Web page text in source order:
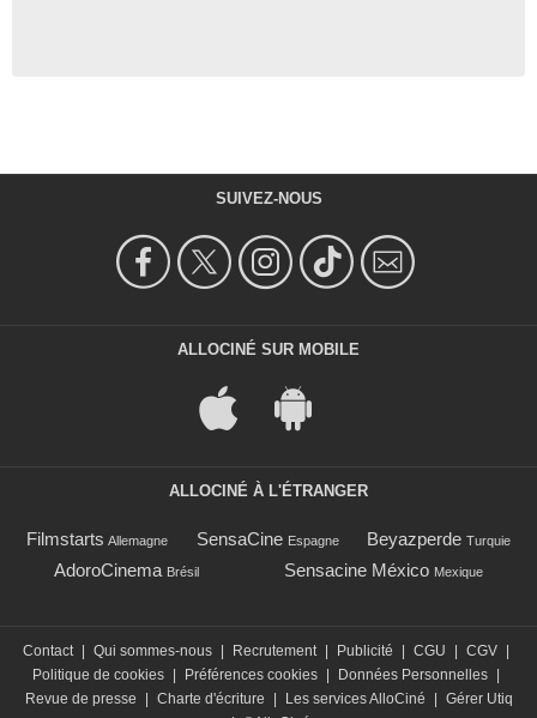
SUIVEZ-NOUS
ALLOCINÉ SUR MOBILE
ALLOCINÉ À L'ÉTRANGER
Filmstarts Allemagne SensaCine Espagne Beyazperde Turquie
AdoroCinema Brésil Sensacine México Mexique
Contact Qui sommes-nous Recrutement Publicité CGU CGV
Politique de cookies
Préférences cookies Données Personnelles
Revue de presse
Charte d'écriture Les services AlloCiné
Gérer Utiq